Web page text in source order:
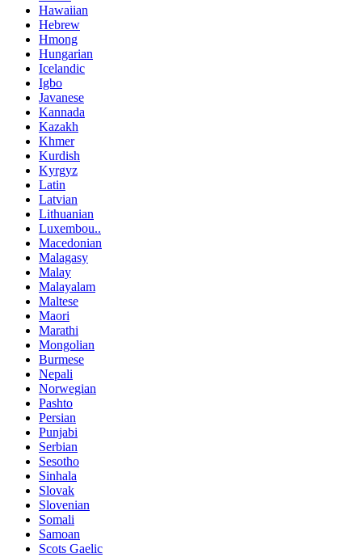
Hawaiian
Hebrew
Hmong
Hungarian
Icelandic
Igbo
Javanese
Kannada
Kazakh
Khmer
Kurdish
Kyrgyz
Latin
Latvian
Lithuanian
Luxembou..
Macedonian
Malagasy
Malay
Malayalam
Maltese
Maori
Marathi
Mongolian
Burmese
Nepali
Norwegian
Pashto
Persian
Punjabi
Serbian
Sesotho
Sinhala
Slovak
Slovenian
Somali
Samoan
Scots Gaelic